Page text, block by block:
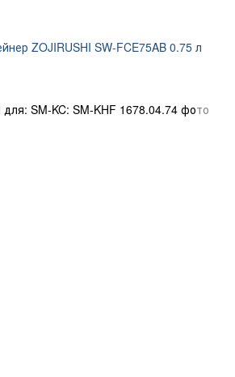
ZOJIRUSHI SW-FCE75AB 0.75 л